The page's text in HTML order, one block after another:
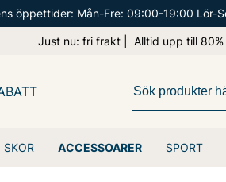
öppettider: Mån-Fre: 09:00-19:00 Lör-
Just nu: fri frakt | Alltid upp till 80%
SKOR ACCESSOARER SPORT